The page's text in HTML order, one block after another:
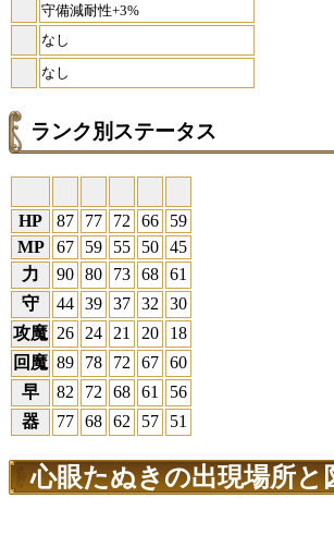
守備減耐性+3%
なし
なし
ランク別ステータス
HP 87 77 72 66
59
MP
67 59 55 50 45
力
90 80 73 68 61
守
44 39 37 32
30
攻魔 26 24 21 20
18
回魔 89 78 72 67 60
早
82 72 68 61
56
器
77 68 62 57 51
心眼たぬきの出現場所と